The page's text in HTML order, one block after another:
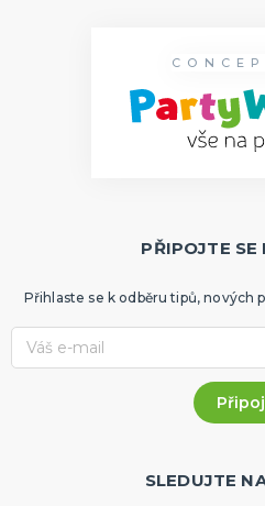
PŘIPOJTE SE
Přihlaste se k odběru tipů, nových
SLEDUJTE